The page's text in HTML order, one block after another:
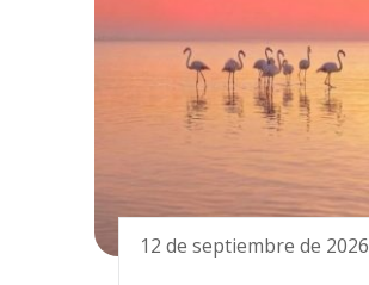
12 de septiembre de 2026